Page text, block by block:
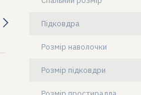
Підковдра
Розмір наволочки
Розмір підковдри